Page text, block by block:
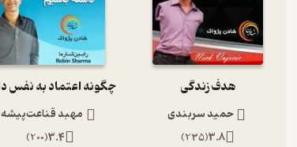
هدف زندگی
حمید سربندی
3.8
(
235
)
مهبد قناعت‌پیشه
3.4
(
200
)